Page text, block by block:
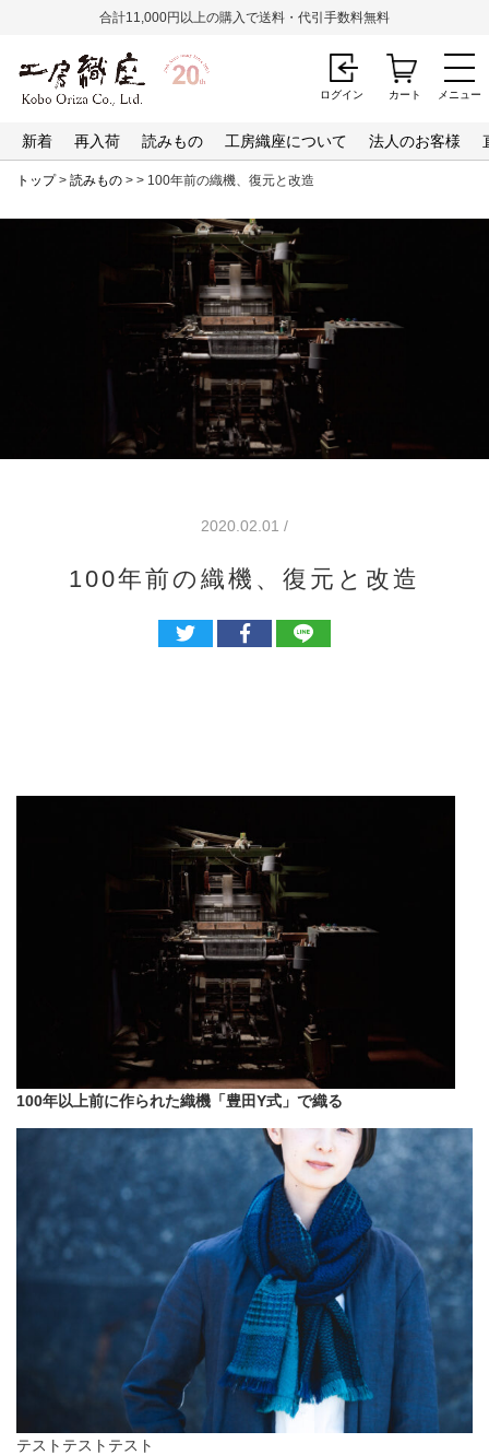
メニュー
合計11,000円以上の購入で送料・代引手数料無料
新着 再入荷 読みもの 工房織座について 法人のお客様
ログイン カート
トップ> 読みもの > > 100年前の織機、復元と改造
2020.02.01 /
100年前の織機、復元と改造
100年以上前に作られた織機「豊田Y式」で織る
テストテストテスト